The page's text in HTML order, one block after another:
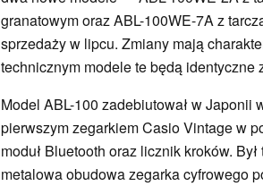
granatowym oraz ABL-100WE-7A z
sprzedaży w lipcu. Zmiany mają
technicznym modele te będą
Model ABL-100 zadebiutował w Japonii
pierwszym zegarkiem Casio Vintage w
moduł Bluetooth oraz licznik kroków.
metalowa obudowa zegarka cyfrowego